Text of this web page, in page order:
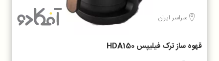
سراسر ایران
قهوه ساز ترک فیلیپس HDA150